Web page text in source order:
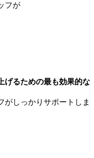
フが
げるための最も効果的な
がしっかりサポートしま